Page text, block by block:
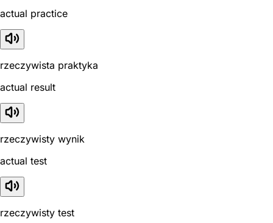
actual practice
rzeczywista praktyka
actual result
rzeczywisty wynik
actual test
rzeczywisty test